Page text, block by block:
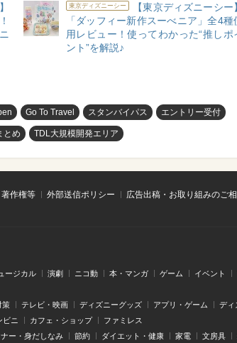
東京ディズニーシー
【東京ディズニーシー】
「ダッフィー新作スーべニア」全4種
用レビュー！使ってわかった“推しポ
ント”を解説♪
Go To Travel スタンバイパス エントリー受付
とめ TDL大規模開発エリア
作権等 外部送信ポリシー
広告出稿・お取り組みのご
ージカル 演劇 ニコ動 本・マンガ ゲーム イベント
策 テレビ・映画 ディズニーグッズ アプリ・ゲーム ディ
ビニ カフェ・ショップ ファミレス
ナー・身だしなみ 節約 ダイエット・健康 家電 文房具